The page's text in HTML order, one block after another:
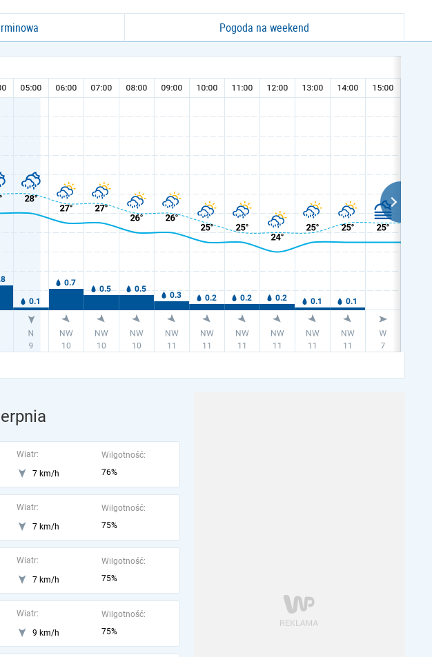
Pogoda na weekend
Wiatr:
7 km/h
Wilgotność:
76%
Wiatr:
7 km/h
Wilgotność:
75%
Wiatr:
7 km/h
Wilgotność:
75%
Wiatr:
9 km/h
Wilgotność:
75%